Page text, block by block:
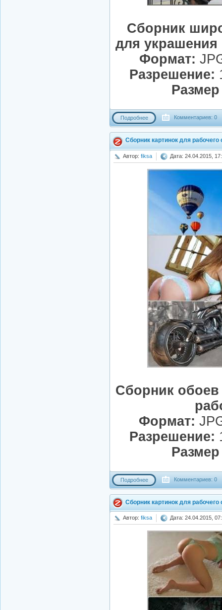
Сборник
для украшения
Формат:
Разрешение:
Подробнее Комментариев: 0
Сборник картинок для
Автор: fiksa Дата: 24.04.2015,
Сборник
Формат:
Разрешение:
Подробнее Комментариев: 0
Сборник картинок для
Автор: fiksa Дата: 24.04.2015,